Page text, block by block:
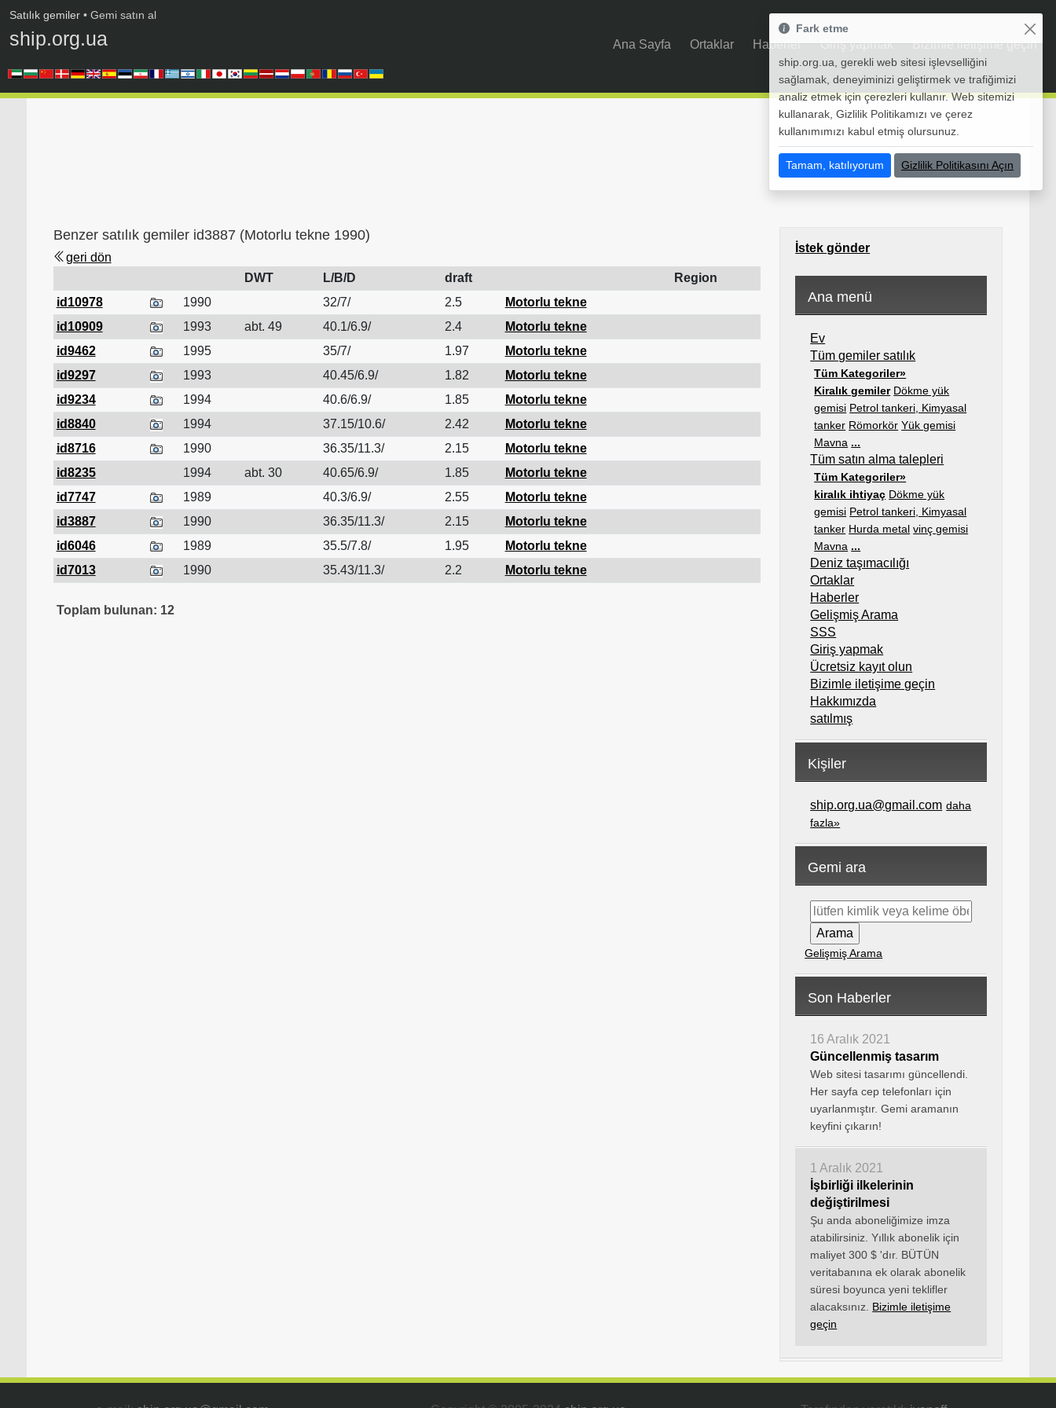
Satılık gemiler • Gemi satın al
ship.org.ua Ana Sayfa Ortaklar Haberler Giriş yapmak Bizimle iletişime geçin
Benzer satılık gemiler id3887 (Motorlu tekne 1990)
geri dön
DWT
L/B/D draft
Region
id10978
1990 32/7/ 2.5
Motorlu tekne
id10909
1993 abt. 49 40.1/6.9/ 2.4
Motorlu tekne
id9462
1995 35/7/ 1.97
Motorlu tekne
id9297
1993 40.45/6.9/ 1.82
Motorlu tekne
id9234
1994 40.6/6.9/ 1.85
Motorlu tekne
id8840
1994 37.15/10.6/ 2.42
Motorlu tekne
id8716
1990 36.35/11.3/ 2.15
Motorlu tekne
id8235
1994 abt. 30 40.65/6.9/ 1.85
Motorlu tekne
id7747
1989 40.3/6.9/ 2.55
Motorlu tekne
id3887
1990 36.35/11.3/ 2.15
Motorlu tekne
id6046
1989 35.5/7.8/ 1.95
Motorlu tekne
id7013
1990 35.43/11.3/ 2.2 Motorlu tekne
Toplam bulunan: 12
İstek gönder
Ana menü
Ev
Tüm gemiler satılık
Tüm Kategoriler»
Kiralık gemiler Dökme yük
gemisi Petrol tankeri, Kimyasal
tanker Römorkör Yük gemisi
Mavna ...
Tüm satın alma talepleri
Tüm Kategoriler»
kiralık ihtiyaç Dökme yük
gemisi Petrol tankeri, Kimyasal
tanker Hurda metal vinç gemisi
Mavna ...
Deniz taşımacılığı
Ortaklar
Haberler
Gelişmiş Arama
SSS
Giriş yapmak
Ücretsiz kayıt olun
Bizimle iletişime geçin
Hakkımızda
satılmış
Kişiler
ship.org.ua@gmail.com daha
fazla»
Gemi ara
Gelişmiş Arama
Son Haberler
16 Aralık 2021
Güncellenmiş tasarım
Web sitesi tasarımı güncellendi.
Her sayfa cep telefonları için
uyarlanmıştır. Gemi aramanın
keyfini çıkarın!
1 Aralık 2021
İşbirliği ilkelerinin
değiştirilmesi
Şu anda aboneliğimize imza
atabilirsiniz. Yıllık abonelik için
maliyet 300 $ 'dır. BÜTÜN
veritabanına ek olarak abonelik
süresi boyunca yeni teklifler
alacaksınız. Bizimle iletişime
geçin
Fark etme
ship.org.ua, gerekli web sitesi işlevselliğini
sağlamak, deneyiminizi geliştirmek ve trafiğimizi
analiz etmek için çerezleri kullanır. Web sitemizi
kullanarak, Gizlilik Politikamızı ve çerez
kullanımımızı kabul etmiş olursunuz.
Tamam, katılıyorum Gizlilik Politikasını Açın